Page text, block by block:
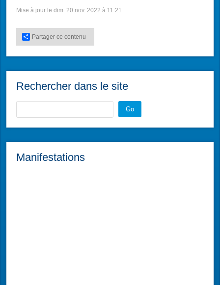
Mise à jour le dim. 20 nov. 2022 à 11:21
Partager ce contenu
Rechercher dans le site
Go
Manifestations